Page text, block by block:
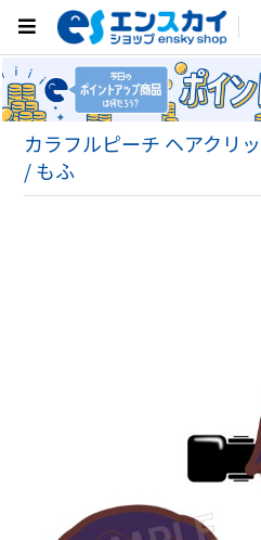
カラフルピーチ ヘアクリ
/ もふ